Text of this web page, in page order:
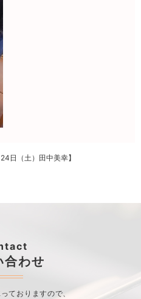
日（土）田中美幸】
合わせ
ておりますので、